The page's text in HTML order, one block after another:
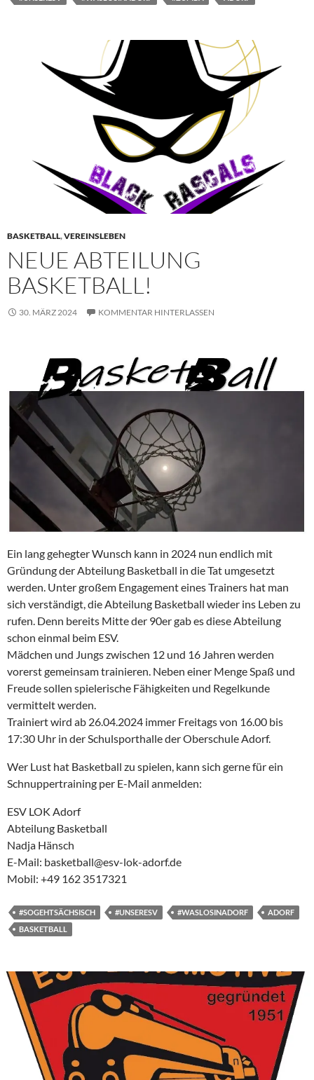
BASKETBALL,VEREINSLEBEN
NEUE ABTEILUNG
BASKETBALL!
30. MÄRZ 2024 KOMMENTAR HINTERLASSEN
Ein lang gehegter Wunsch kann in 2024 nun endlich mit
Gründung der Abteilung Basketball in die Tat umgesetzt
werden. Unter großem Engagement eines Trainers hat man
sich verständigt, die Abteilung Basketball wieder ins Leben zu
rufen. Denn bereits Mitte der 90er gab es diese Abteilung
schon einmal beim ESV.
Mädchen und Jungs zwischen 12 und 16 Jahren werden
vorerst gemeinsam trainieren. Neben einer Menge Spaß und
Freude sollen spielerische Fähigkeiten und Regelkunde
vermittelt werden.
Trainiert wird ab 26.04.2024 immer Freitags von 16.00 bis
17:30 Uhr in der Schulsporthalle der Oberschule Adorf.
Wer Lust hat Basketball zu spielen, kann sich gerne für ein
Schnuppertraining per E-Mail anmelden:
ESV LOK Adorf
Abteilung Basketball
Nadja Hänsch
E-Mail: basketball@esv-lok-adorf.de
Mobil: +49 162 3517321
#SOGEHTSÄCHSISCH #UNSERESV #WASLOSINADORF
ADORF
BASKETBALL